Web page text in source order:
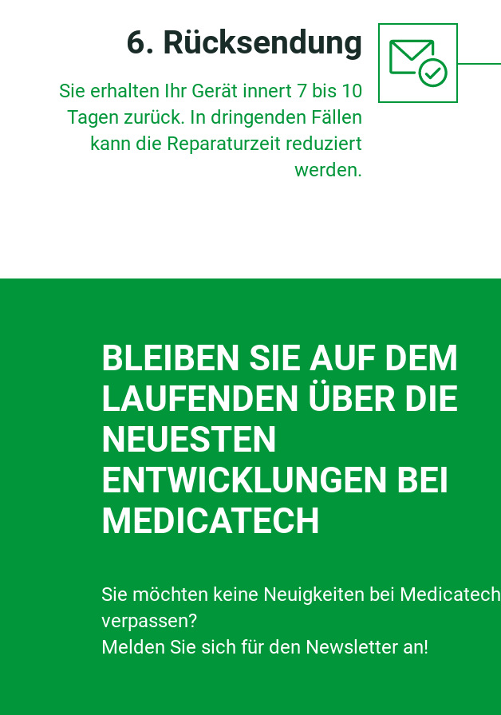
6. Rücksendung
Sie erhalten Ihr Gerät innert 7 bis 10
Tagen zurück. In dringenden Fällen
kann die Reparaturzeit reduziert
werden.
BLEIBEN SIE AUF DEM
LAUFENDEN ÜBER DIE
NEUESTEN
ENTWICKLUNGEN BEI
MEDICATECH
Sie möchten keine Neuigkeiten bei Medicatech
verpassen?
Melden Sie sich für den Newsletter an!